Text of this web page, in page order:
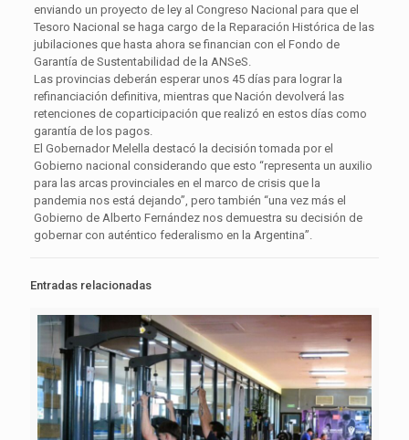
enviando un proyecto de ley al Congreso Nacional para que el
Tesoro Nacional se haga cargo de la Reparación Histórica de las
jubilaciones que hasta ahora se financian con el Fondo de
Garantía de Sustentabilidad de la ANSeS.
Las provincias deberán esperar unos 45 días para lograr la
refinanciación definitiva, mientras que Nación devolverá las
retenciones de coparticipación que realizó en estos días como
garantía de los pagos.
El Gobernador Melella destacó la decisión tomada por el
Gobierno nacional considerando que esto “representa un auxilio
para las arcas provinciales en el marco de crisis que la
pandemia nos está dejando”, pero también “una vez más el
Gobierno de Alberto Fernández nos demuestra su decisión de
gobernar con auténtico federalismo en la Argentina”.
Entradas relacionadas